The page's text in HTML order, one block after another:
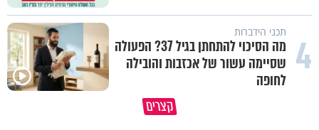
4 תכני הידברות
מה הסיכוי להתחתן בגיל 37? הפעולה
שסיימה עשור של אכזבות והובילה
לחופה
קצרים
אחרי התפילה שלי קיבלתי יותר מדי
האי שנולד מהאש - המשיח